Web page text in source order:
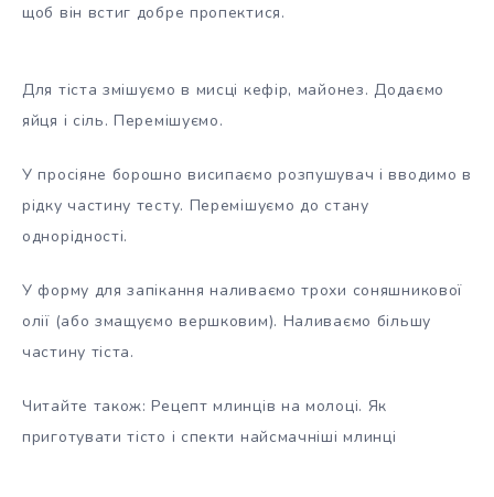
щоб він встиг добре пропектися.
Для тіста змішуємо в мисці кефір, майонез. Додаємо
яйця і сіль. Перемішуємо.
У просіяне борошно висипаємо розпушувач і вводимо в
рідку частину тесту. Перемішуємо до стану
однорідності.
У форму для запікання наливаємо трохи соняшникової
олії (або змащуємо вершковим). Наливаємо більшу
частину тіста.
Читайте також: Рецепт млинців на молоці. Як
приготувати тісто і спекти найсмачніші млинці